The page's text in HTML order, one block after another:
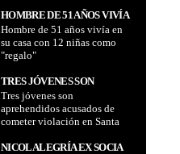
HOMBRE DE 51 AÑOS VIVÍA
EN SU CASA CON 12 NIÑAS
COMO "REGALO"
Hombre de 51 años vivía en
su casa con 12 niñas como
"regalo"
TRES JÓVENES SON
APREHENDIDOS ACUSADOS
DE COMETER VIOLACIÓN
EN SANTA CRUZ CONTRA 12
Tres jóvenes son
aprehendidos acusados de
cometer violación en Santa
comunidades menonitas
NICOL ALEGRÍA EX SOCIA